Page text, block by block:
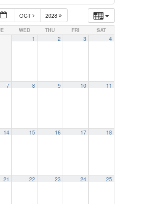
OCT 2028
WED THU FRI SAT
1 2 3 4
7 8 9 10 11
14 15 16 17 18
21 22 23 24 25